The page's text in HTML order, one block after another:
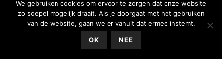
We gebruiken cookies om ervoor te zorgen dat onze website
zo soepel mogelijk draait. Als je doorgaat met het gebruiken
van de website, gaan we er vanuit dat ermee instemt.
OK NEE